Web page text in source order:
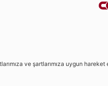
ve şartlarımıza uygun